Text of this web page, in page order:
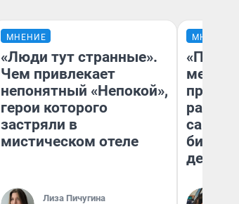
МНЕНИЕ
«Люди тут странные».
Чем привлекает
непонятный «Непокой»,
герои которого
застряли в
мистическом отеле
Лиза Пичугина
МНЕНИЕ
самом